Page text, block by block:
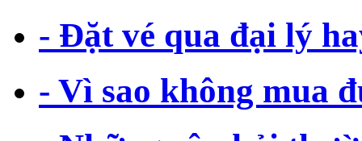
- Đặt vé qua đại lý
- Vì sao không mua